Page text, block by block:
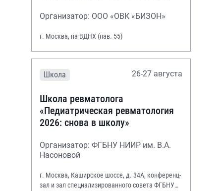
Организатор: ООО «ОВК «БИЗОН»
г. Москва, на ВДНХ (пав. 55)
Школа 26-27 августа
Школа ревматолога
«Педиатрическая ревматология
2026: снова в школу»
Организатор: ФГБНУ НИИР им. В.А.
Насоновой
г. Москва, Каширское шоссе, д. 34А, конференц-
зал и зал специализированного совета ФГБНУ